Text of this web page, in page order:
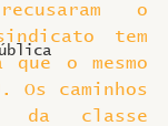
o
tem
o mesmo
Os caminhos
classe